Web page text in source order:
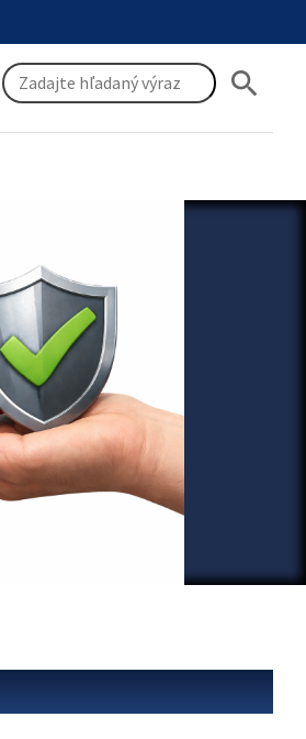
search